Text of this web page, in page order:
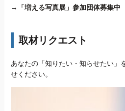
→ 「増える写真展」参加団体募集中
取材リクエスト
あなたの「知りたい・知らせたい」
せください。